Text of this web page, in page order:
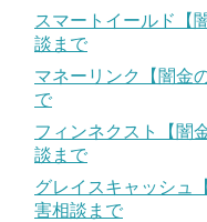
スマートイールド【
談まで
マネーリンク【闇金
で
フィンネクスト【闇
談まで
グレイスキャッシュ
害相談まで